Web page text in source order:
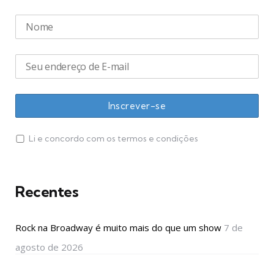
Li e concordo com os termos e condições
Recentes
Rock na Broadway é muito mais do que um show 7 de
agosto de 2026